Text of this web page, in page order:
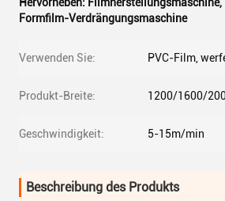
Formfilm-Verdrängungsmaschine
Verwenden Sie: PVC-Film,
Produkt-Breite: 1200/1600/
Geschwindigkeit: 5-15m/min
Beschreibung des Produkts